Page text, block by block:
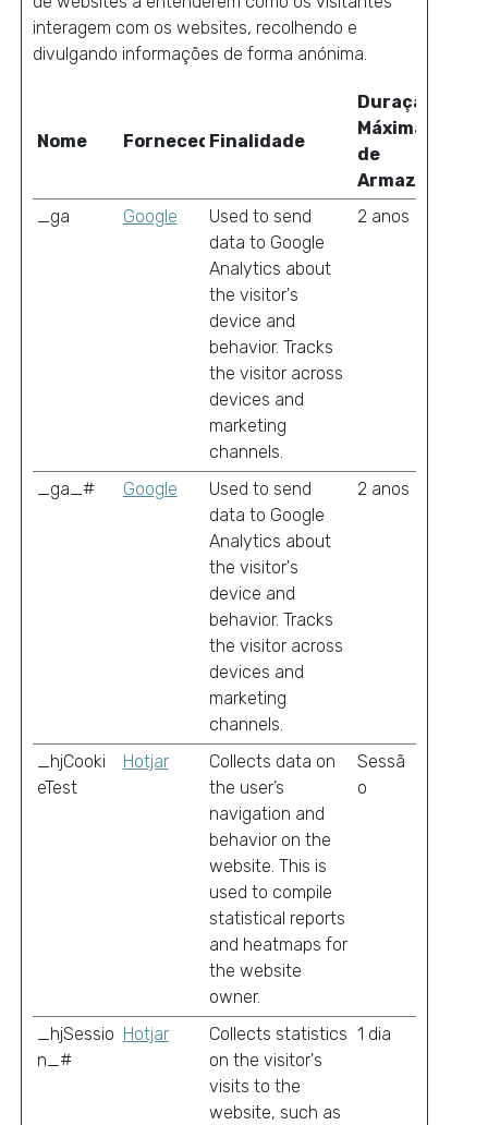
interagem com os websites, recolhendo e
divulgando informações de forma anónima.
Nome FornecedorFinalidade
Duração
Máxima
de
_ga
Google
Used to send
data to Google
Analytics about
the visitor's
device and
behavior. Tracks
the visitor across
devices and
marketing
channels.
2 anos
_ga_# Google
Used to send
data to Google
Analytics about
the visitor's
device and
behavior. Tracks
the visitor across
devices and
marketing
channels.
2 anos
_hjCooki
eTest
Hotjar
Collects data on
the user’s
navigation and
behavior on the
website. This is
used to compile
statistical reports
and heatmaps for
the website
owner.
Sessã
o
_hjSessio
n_#
Hotjar
Collects statistics
on the visitor's
visits to the
website, such as
1 dia